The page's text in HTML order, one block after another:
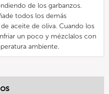
de los garbanzos.
todos los demás
aceite de oliva. Cuando los
un poco y mézclalos con
ambiente.